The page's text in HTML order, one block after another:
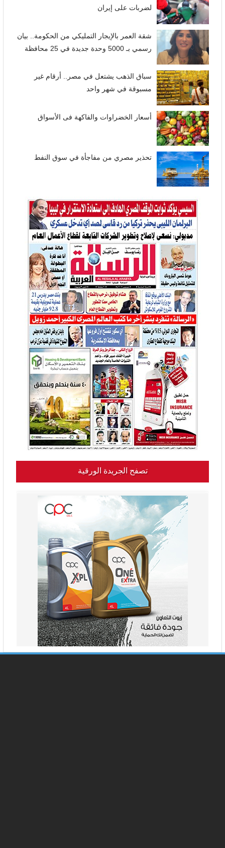
لضربات على إيران
شقة العمر بالإيجار التمليكي من الحكومة.. بيان
رسمي بـ 5000 وحدة جديدة في 25 محافظة
سباق الذهب يشتعل في مصر.. أرقام غير
مسبوقة في شهر واحد
أسعار الخضراوات والفاكهة فى الأسواق
تحذير مصري من مفاجأة في سوق النفط
تصفح الجريدة الورقية